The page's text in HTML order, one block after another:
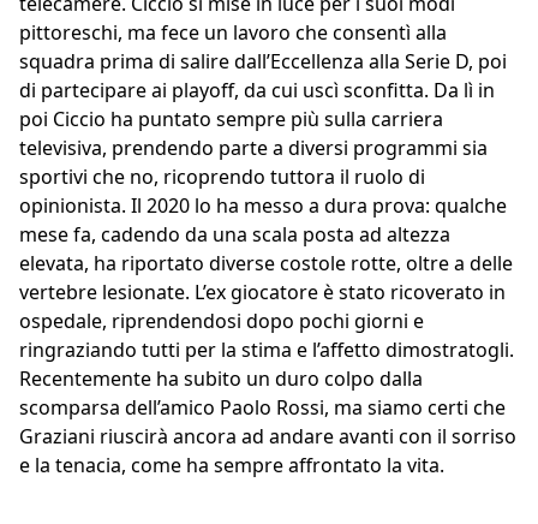
pittoreschi, ma fece un lavoro che consentì alla
squadra prima di salire dall’Eccellenza alla Serie D, poi
di partecipare ai playoff, da cui uscì sconfitta. Da lì in
poi Ciccio ha puntato sempre più sulla carriera
televisiva, prendendo parte a diversi programmi sia
sportivi che no, ricoprendo tuttora il ruolo di
opinionista. Il 2020 lo ha messo a dura prova: qualche
mese fa, cadendo da una scala posta ad altezza
elevata, ha riportato diverse costole rotte, oltre a delle
vertebre lesionate. L’ex giocatore è stato ricoverato in
ospedale, riprendendosi dopo pochi giorni e
ringraziando tutti per la stima e l’affetto dimostratogli.
Recentemente ha subito un duro colpo dalla
scomparsa dell’amico Paolo Rossi, ma siamo certi che
Graziani riuscirà ancora ad andare avanti con il sorriso
e la tenacia, come ha sempre affrontato la vita.